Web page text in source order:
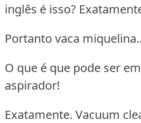
inglês é isso?
Portanto vaca
O que é que pode ser
aspirador!
Exatamente. Vacuum